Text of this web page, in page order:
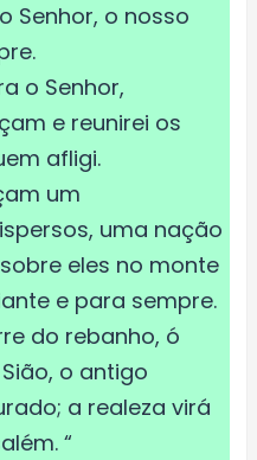
Senhor, o nosso
o Senhor,
e reunirei os
afligi.
um
uma nação
eles no monte
e para sempre.
do rebanho, ó
o antigo
a realeza virá
“